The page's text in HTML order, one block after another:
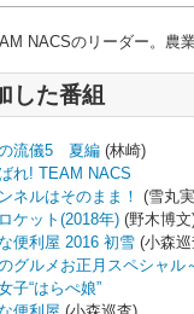
NACSのリーダー。農
した番組
流儀5 夏編 (林崎)
れ! TEAM NACS
ネルはそのまま！ (雪丸
ケット(2018年) (野木博文
便利屋 2016 初雪 (小森
グルメお正月スペシャル
子“はらぺ娘”